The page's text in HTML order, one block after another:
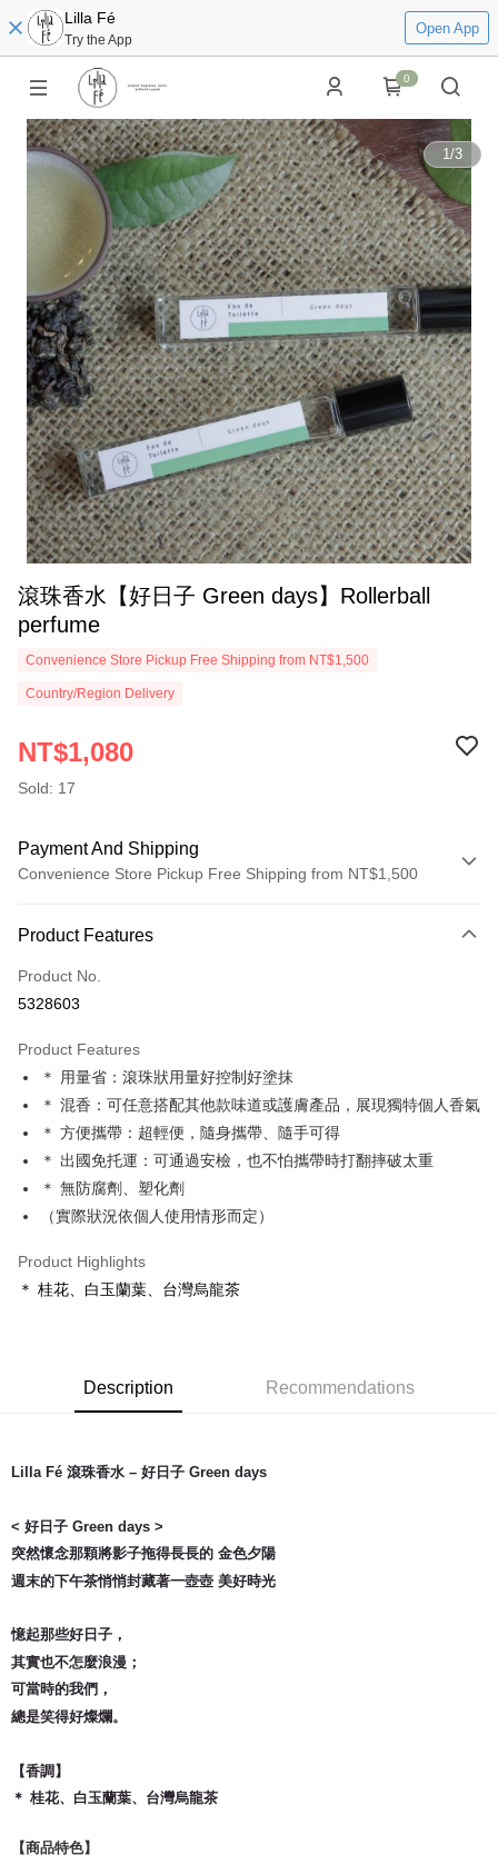
Lilla Fé
Try the App
Open App
0
1/3
滾珠香水【好日子 Green days】Rollerball
perfume
Convenience Store Pickup Free Shipping from NT$1,500
Country/Region Delivery
NT$1,080
Sold: 17
Payment And Shipping
Convenience Store Pickup Free Shipping from NT$1,500
Credit Card (Full Payment)
Convenience Store Pickup and Pay
Apple Pay
JKOPAY
Easy Wallet
Google Pay
ATM Transfer
NT$65/order | Free shipping on orders of NT$1,500 or more
NT$65/order | Free shipping on orders of NT$1,500 or more
NT$65/order | Free shipping on orders of NT$1,500 or more
國家/地區配送
Product Features
Product No.
5328603
Product Features
＊ 用量省：滾珠狀用量好控制好塗抹
＊ 混香：可任意搭配其他款味道或護膚產品，展現獨特個人香氣
＊ 方便攜帶：超輕便，隨身攜帶、隨手可得
＊ 出國免托運：可通過安檢，也不怕攜帶時打翻摔破太重
＊ 無防腐劑、塑化劑
（實際狀況依個人使用情形而定）
Product Highlights
＊ 桂花、白玉蘭葉、台灣烏龍茶
Description Recommendations
Lilla Fé 滾珠香水 – 好日子 Green days
< 好日子 Green days >
突然懷念那顆將影子拖得長長的 金色夕陽
週末的下午茶悄悄封藏著一壺壺 美好時光
憶起那些好日子，
其實也不怎麼浪漫；
可當時的我們，
總是笑得好燦爛。
【香調】
＊ 桂花、白玉蘭葉、台灣烏龍茶
【商品特色】